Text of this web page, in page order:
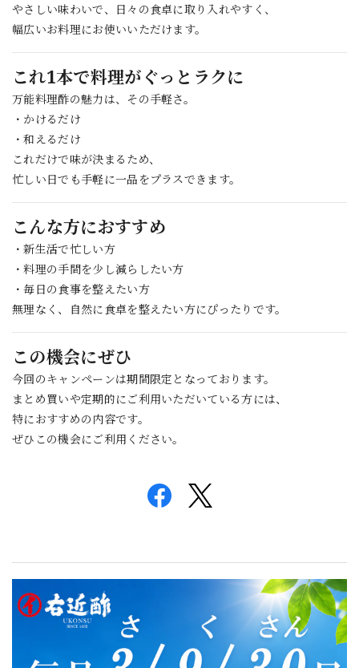
やさしい味わいで、日々の食卓に取り入れやすく、
幅広いお料理にお使いいただけます。
これ1本で料理がぐっとラクに
万能料理酢の魅力は、その手軽さ。
・かけるだけ
・和えるだけ
これだけで味が決まるため、
忙しい日でも手軽に一品をプラスできます。
こんな方におすすめ
・新生活で忙しい方
・料理の手間を少し減らしたい方
・毎日の食事を整えたい方
無理なく、自然に食卓を整えたい方にぴったりです。
この機会にぜひ
今回のキャンペーンは期間限定となっております。
まとめ買いや定期的にご利用いただいている方には、
特におすすめの内容です。
ぜひこの機会にご利用ください。